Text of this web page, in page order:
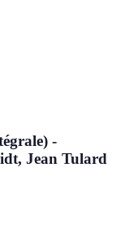
-
Jean Tulard